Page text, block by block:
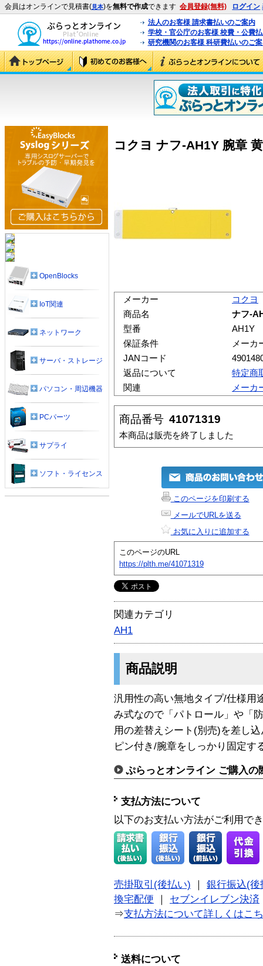
会員はオンラインで見積書(見本)を無料で作成できます 会員登録(無料) ログイン
法人のお客様 請求書払いのご案内
学校・官公庁のお客様 校費・公費
研究機関のお客様 科研費払いのご
コクヨ ナフ-AH1Y 腕章
メーカー
コクヨ
商品名
ナフ-
型番
AH1Y
保証条件
メーカ
JANコード
返品について
特定商
関連
メーカ
商品番号 41071319
本商品は販売を終了しました
このページを印刷する
メールでURLを送る
お気に入りに追加する
このページのURL
https://plth.me/41071319
関連カテゴリ
AH1
商品説明
汎用性の高い無地タイプ/仕様用
み式なので「パトロール」や「
用の差替えシート(別売)を差し
ピン付き/腕章をしっかり固定す
ぷらっとオンライン ご購入の
支払方法について
以下のお支払い方法がご利用で
売掛取引(後払い)
銀行振込(後
換宅配便
セブンイレブン決済
⇒支払方法について詳しくはこ
送料について
OpenBlocks
IoT関連
ネットワーク
サーバ・ストレージ
パソコン・周辺機器
PCパーツ
サプライ
ソフト・ライセンス